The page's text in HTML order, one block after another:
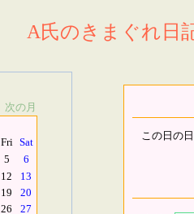
A氏のきまぐれ日
次の月
Fri Sat
5
6
12
13
19
20
26
27
この日の